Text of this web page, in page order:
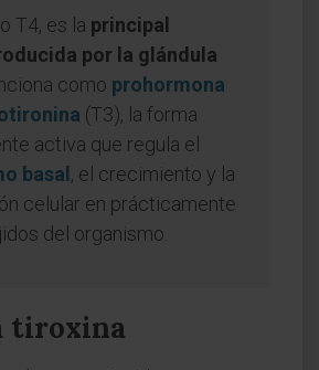
T4, es la principal
por la glándula
como prohormona
(T3), la forma
activa que regula el
basal , el crecimiento y la
celular en prácticamente
del organismo.
tiroxina